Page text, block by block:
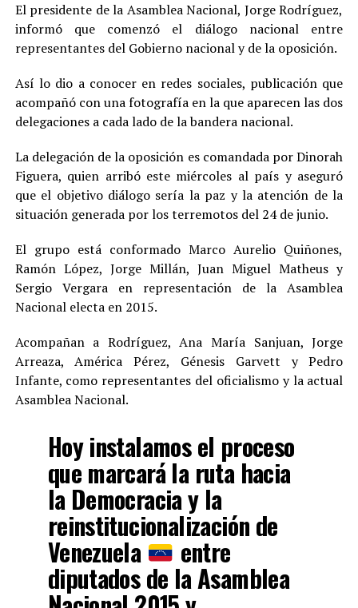
El presidente de la Asamblea Nacional, Jorge Rodríguez,
informó que comenzó el diálogo nacional entre
representantes del Gobierno nacional y de la oposición.
Así lo dio a conocer en redes sociales, publicación que
acompañó con una fotografía en la que aparecen las dos
delegaciones a cada lado de la bandera nacional.
La delegación de la oposición es comandada por Dinorah
Figuera, quien arribó este miércoles al país y aseguró
que el objetivo diálogo sería la paz y la atención de la
situación generada por los terremotos del 24 de junio.
El grupo está conformado Marco Aurelio Quiñones,
Ramón López, Jorge Millán, Juan Miguel Matheus y
Sergio Vergara en representación de la Asamblea
Nacional electa en 2015.
Acompañan a Rodríguez, Ana María Sanjuan, Jorge
Arreaza, América Pérez, Génesis Garvett y Pedro
Infante, como representantes del oficialismo y la actual
Asamblea Nacional.
Hoy instalamos el proceso
que marcará la ruta hacia
la Democracia y la
reinstitucionalización de
Venezuela entre
diputados de la Asamblea